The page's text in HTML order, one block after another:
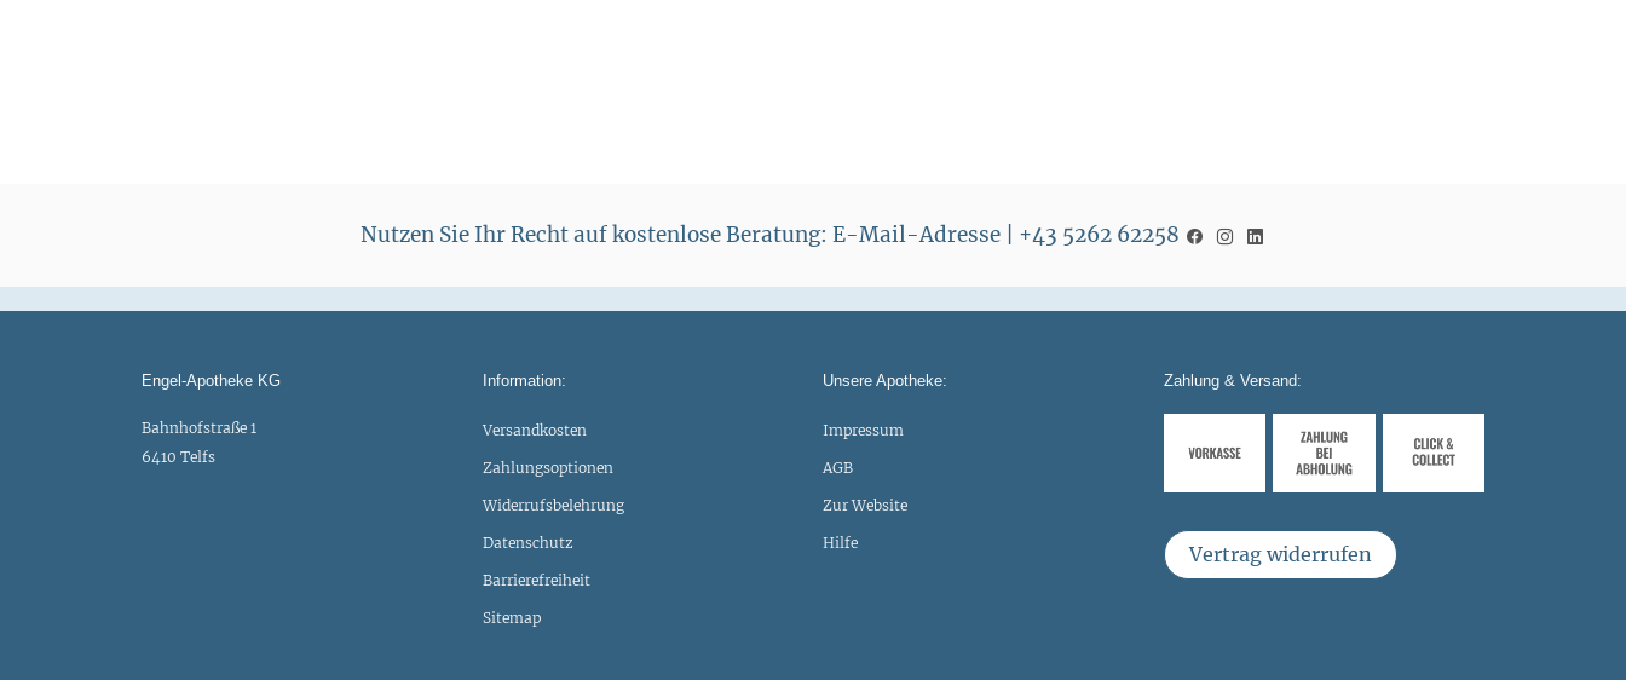
Nutzen Sie Ihr Recht auf kostenlose Beratung: E-Mail-Adresse | +43 5262 62258
Engel-Apotheke KG
Bahnhofstraße 1
6410 Telfs
Information:
Versandkosten
Zahlungsoptionen
Widerrufsbelehrung
Datenschutz
Barrierefreiheit
Sitemap
Unsere Apotheke:
Impressum
AGB
Zur Website
Hilfe
Zahlung & Versand:
Vertrag widerrufen